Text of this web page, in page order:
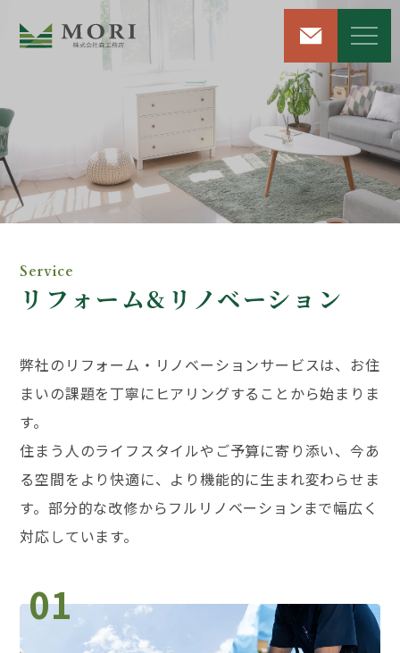
リフォーム＆リノベーション
屋根・外壁工事
雨漏り修理サービス
Service
リフォーム& リノベーション
弊社のリフォーム・リノベーションサービスは、お住
まいの課題を丁寧にヒアリングすることから始まりま
す。
住まう人のライフスタイルやご予算に寄り添い、今あ
る空間をより快適に、より機能的に生まれ変わらせま
す。部分的な改修からフルリノベーションまで幅広く
対応しています。
01